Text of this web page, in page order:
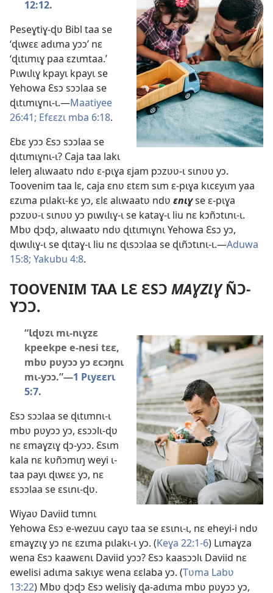
12:12.
Peseɣtiɣ-ɖʋ Bibl taa se
‘ɖɩwɛɛ adɩma yɔɔ’ nɛ
‘ɖɩtɩmɩɣ paa ɛzɩmtaa.’
Pɩwɩlɩɣ kpayɩ kpayɩ se
Yehowa Ɛsɔ sɔɔlaa se
ɖɩtɩmɩɣnɩ-ɩ.—Maatiyee
26:41; Efɛɛzɩ mba 6:18.
Ɛbɛ yɔɔ Ɛsɔ sɔɔlaa se
ɖɩtɩmɩɣnɩ-ɩ? Caja taa lakɩ
leleŋ alɩwaatʋ ndʋ ɛ-pɩɣa ɛjam pɔzʋʋ-ɩ sɩnʋʋ yɔ.
Toovenim taa lɛ, caja ɛnʋ ɛtɛm sɩm ɛ-pɩɣa kɩcɛyɩm yaa
ɛzɩma pɩlakɩ-kɛ yɔ, ɛlɛ alɩwaatʋ ndʋ ɛnɩɣse ɛ-pɩɣa
pɔzʋʋ-ɩ sɩnʋʋ yɔ pɩwɩlɩɣ-ɩ se kataɣ-ɩ liu nɛ kɔñɔtɩnɩ-ɩ.
Mbʋ ɖɔɖɔ, alɩwaatʋ ndʋ ɖɩtɩmɩɣnɩ Yehowa Ɛsɔ yɔ,
ɖɩwɩlɩɣ-ɩ se ɖɩtaɣ-ɩ liu nɛ ɖɩsɔɔlaa se ɖɩñɔtɩnɩ-ɩ.—Aduwa
15:8; Yakubu 4:8.
TOOVENIM TAA LƐ ƐSƆ MAƔZƖƔÑƆ-
YƆƆ.
“Ɩɖʋzɩ mɩ-nɩɣzɛ
kpeekpe e-nesi tɛɛ,
mbʋ pʋyɔɔ yɔ ɛcɔŋnɩ
mɩ-yɔɔ.”—1 Pɩyɛɛrɩ
5:7.
Ɛsɔ sɔɔlaa se ɖɩtɩmnɩ-ɩ
mbʋ pʋyɔɔ yɔ, ɛsɔɔlɩ-ɖʋ
nɛ ɛmaɣzɩɣ ɖɔ-yɔɔ. Ɛsɩm
kala nɛ kʋñɔmɩŋ weyi ɩ-
taa payɩ ɖɩwɛɛ yɔ, nɛ
ɛsɔɔlaa se ɛsɩnɩ-ɖʋ.
Wiyaʋ Daviid tɩmnɩ
Yehowa Ɛsɔ e-wezuu caɣʋ taa se ɛsɩnɩ-ɩ, nɛ eheyi-i ndʋ
ɛmaɣzɩɣ yɔ nɛ ɛzɩma pɩlakɩ-ɩ yɔ. (Keɣa 22:1-6) Lɩmaɣza
wena Ɛsɔ kaawɛnɩ Daviid yɔɔ? Ɛsɔ kaasɔɔlɩ Daviid nɛ
ewelisi adɩma sakɩyɛ wena ɛɛlaba yɔ. (Tʋma Labʋ
13:22) Mbʋ ɖɔɖɔ Ɛsɔ welisiɣ ɖa-adɩma mbʋ pʋyɔɔ yɔ,